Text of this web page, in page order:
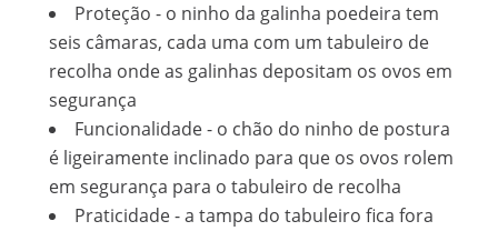
Proteção - o ninho da galinha poedeira tem
seis câmaras, cada uma com um tabuleiro de
recolha onde as galinhas depositam os ovos em
segurança
Funcionalidade - o chão do ninho de postura
é ligeiramente inclinado para que os ovos rolem
em segurança para o tabuleiro de recolha
Praticidade - a tampa do tabuleiro fica fora